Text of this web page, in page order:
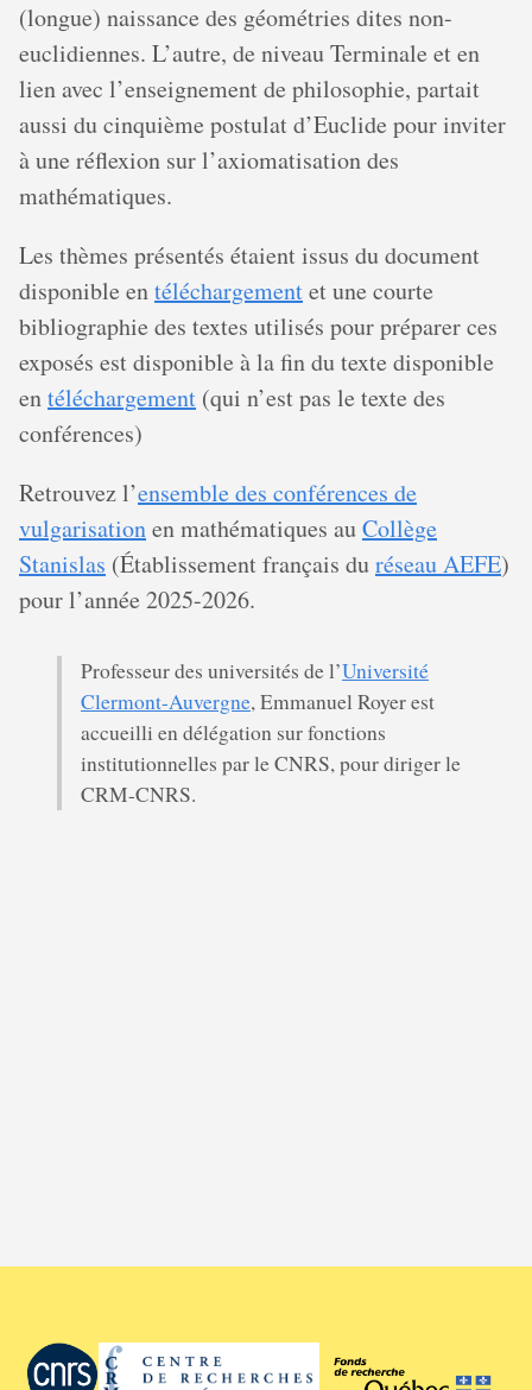
(longue) naissance des géométries dites non-
euclidiennes. L’autre, de niveau Terminale et en
lien avec l’enseignement de philosophie, partait
aussi du cinquième postulat d’Euclide pour inviter
à une réflexion sur l’axiomatisation des
mathématiques.
Les thèmes présentés étaient issus du document
disponible entéléchargementet une courte
bibliographie des textes utilisés pour préparer ces
exposés est disponible à la fin du texte disponible
entéléchargement (qui n’est pas le texte des
conférences)
Retrouvez l’ensemble des conférences de
vulgarisationen mathématiques auCollège
Stanislas (Établissement français duréseau AEFE)
pour l’année 2025-2026.
Professeur des universités de l’Université
Clermont-Auvergne, Emmanuel Royer est
accueilli en délégation sur fonctions
institutionnelles par le CNRS, pour diriger le
CRM-CNRS.